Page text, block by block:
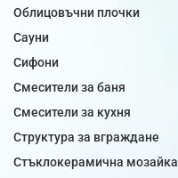
Облицовъчни плочки
Сауни
Сифони
Смесители за баня
Смесители за кухня
Структура за вграждане
Стъклокерамична мозайка